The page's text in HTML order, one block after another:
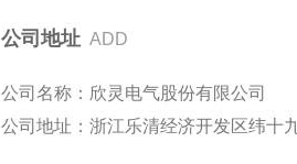
公司地址 ADD
公司名称：欣灵电气股份有限公司
公司地址：浙江乐清经济开发区纬十